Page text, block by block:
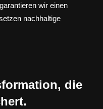
wir einen
nachhaltige
die